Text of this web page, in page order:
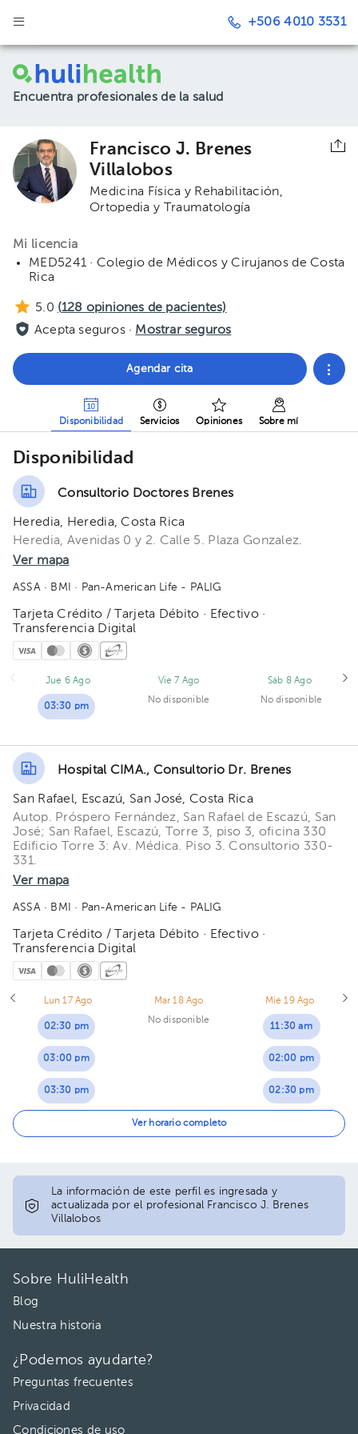
+506 4010 3531
Encuentra profesionales de la salud
Francisco J. Brenes
Villalobos
Medicina Física y Rehabilitación
Ortopedia y Traumatología
Mi licencia
MED5241 · Colegio de Médicos y Cirujanos de Costa
Rica
5.0 (128 opiniones de pacientes)
Acepta seguros · Mostrar seguros
Agendar cita
Disponibilidad Servicios Opiniones Sobre mí
Disponibilidad
Consultorio Doctores Brenes
Heredia, Heredia, Costa Rica
Heredia, Avenidas 0 y 2. Calle 5. Plaza Gonzalez.
Ver mapa
ASSA· BMI · Pan-American Life - PALIG
Tarjeta Crédito / Tarjeta Débito · Efectivo ·
Transferencia Digital
Jue 6 Ago
03:30 pm
Vie 7 Ago
No disponible
Sáb 8 Ago
No disponible
Hospital CIMA., Consultorio Dr. Brenes
San Rafael, Escazú, San José, Costa Rica
Autop. Próspero Fernández, San Rafael de Escazú, San
José; San Rafael, Escazú, Torre 3, piso 3, oficina 330
Edificio Torre 3: Av. Médica. Piso 3. Consultorio 330-
331.
Ver mapa
ASSA· BMI · Pan-American Life - PALIG
Tarjeta Crédito / Tarjeta Débito · Efectivo ·
Transferencia Digital
Lun 17 Ago
02:30 pm
03:00 pm
03:30 pm
05:00 pm
05:30 pm
Mar 18 Ago
No disponible
Mié 19 Ago
11:30 am
02:00 pm
02:30 pm
05:00 pm
Ver horario completo
La información de este perfil es ingresada y
actualizada por el profesional Francisco J. Brenes
Villalobos
Sobre HuliHealth
Blog
Nuestra historia
¿Podemos ayudarte?
Preguntas frecuentes
Privacidad
Condiciones de uso